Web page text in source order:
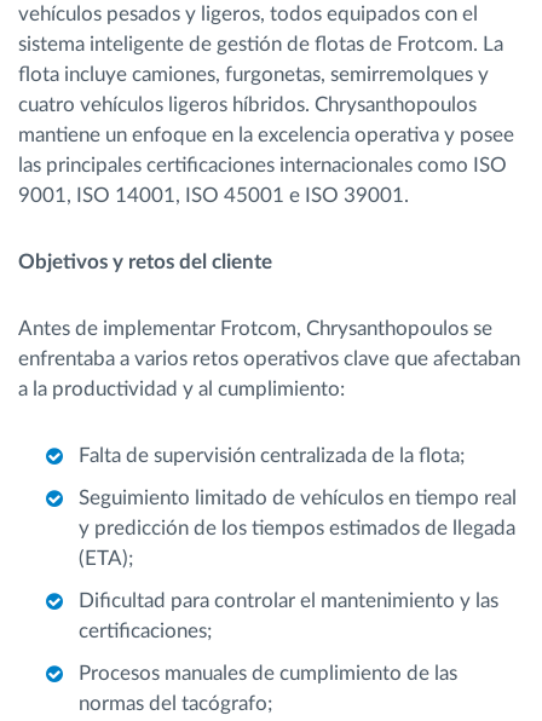
vehículos pesados y ligeros, todos equipados con el
sistema inteligente de gestión de flotas de Frotcom. La
flota incluye camiones, furgonetas, semirremolques y
cuatro vehículos ligeros híbridos. Chrysanthopoulos
mantiene un enfoque en la excelencia operativa y posee
las principales certificaciones internacionales como ISO
9001, ISO 14001, ISO 45001 e ISO 39001.
Objetivos y retos del cliente
Antes de implementar Frotcom, Chrysanthopoulos se
enfrentaba a varios retos operativos clave que afectaban
a la productividad y al cumplimiento:
Falta de supervisión centralizada de la flota;
Seguimiento limitado de vehículos en tiempo real
y predicción de los tiempos estimados de llegada
(ETA);
Dificultad para controlar el mantenimiento y las
certificaciones;
Procesos manuales de cumplimiento de las
normas del tacógrafo;